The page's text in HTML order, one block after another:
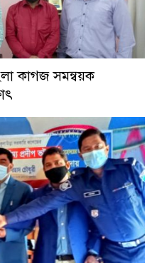
কাগজ সমন্বয়ক